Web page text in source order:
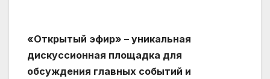
«Открытый эфир» – уникальная
дискуссионная площадка для
обсуждения главных событий и